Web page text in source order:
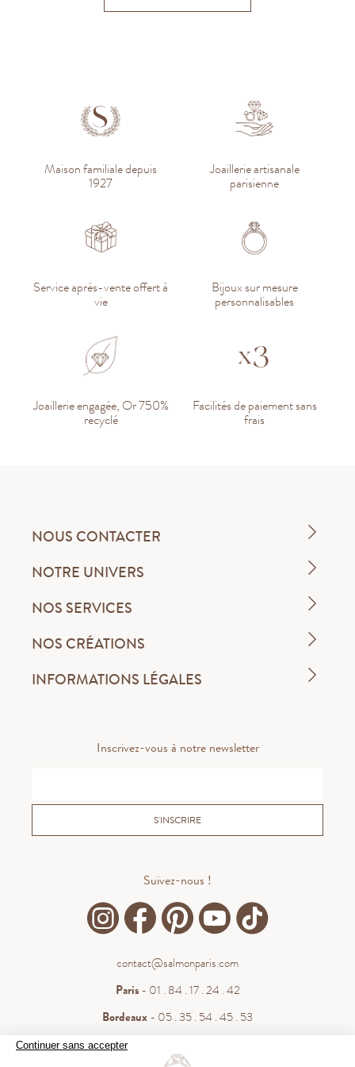
Continuer sans accepter
Maison familiale depuis
1927
Joaillerie artisanale
parisienne
Service après-vente offert à
vie
Bijoux sur mesure
personnalisables
Joaillerie engagée, Or 750%
recyclé
Facilités de paiement sans
frais
NOUS CONTACTER
NOTRE UNIVERS
NOS SERVICES
NOS CRÉATIONS
INFORMATIONS LÉGALES
Inscrivez-vous à notre newsletter
S'INSCRIRE
Suivez-nous !
contact@salmonparis.com
Paris- 01 . 84 . 17 . 24 . 42
Bordeaux- 05 . 35 . 54 . 45 . 53
WhatsApp